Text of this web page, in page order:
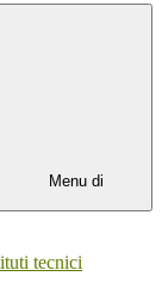
Menu di
tecnici